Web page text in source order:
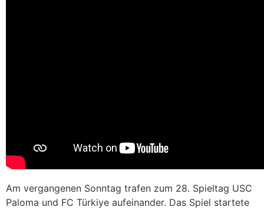
Am vergangenen Sonntag trafen zum 28. Spieltag USC
Paloma und FC Türkiye aufeinander. Das Spiel startete